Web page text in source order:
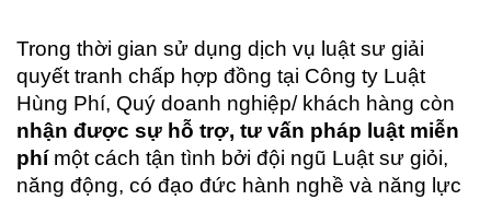
Trong thời gian sử dụng dịch vụ luật sư giải
quyết tranh chấp hợp đồng tại Công ty Luật
Hùng Phí, Quý doanh nghiệp/ khách hàng còn
nhận được sự hỗ trợ, tư vấn pháp luật miễn
phímột cách tận tình bởi đội ngũ Luật sư giỏi,
năng động, có đạo đức hành nghề và năng lực